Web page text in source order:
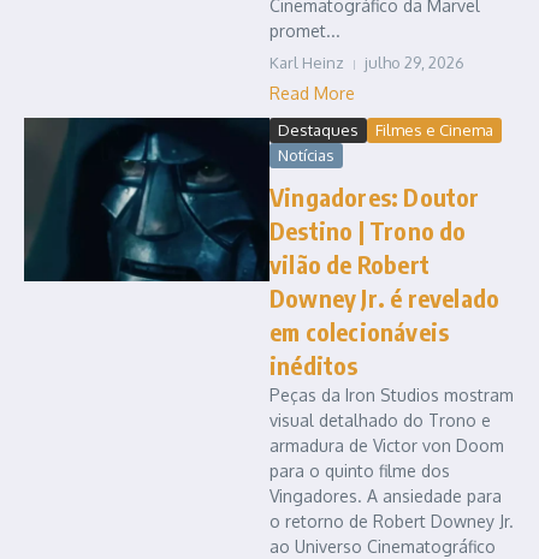
Cinematográfico da Marvel
promet...
Karl Heinz julho 29, 2026
Read More
Destaques
Filmes e Cinema
Notícias
Vingadores: Doutor
Destino | Trono do
vilão de Robert
Downey Jr. é revelado
em colecionáveis
inéditos
Peças da Iron Studios mostram
visual detalhado do Trono e
armadura de Victor von Doom
para o quinto filme dos
Vingadores. A ansiedade para
o retorno de Robert Downey Jr.
ao Universo Cinematográfico